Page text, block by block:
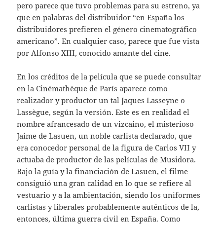
pero parece que tuvo problemas para su estreno, ya
que en palabras del distribuidor “en España los
distribuidores prefieren el género cinematográfico
americano”. En cualquier caso, parece que fue vista
por Alfonso XIII, conocido amante del cine.
En los créditos de la película que se puede consultar
en la Cinémathèque de París aparece como
realizador y productor un tal Jaques Lasseyne o
Lassègue, según la versión. Este es en realidad el
nombre afrancesado de un vizcaino, el misterioso
Jaime de Lasuen, un noble carlista declarado, que
era conocedor personal de la figura de Carlos VII y
actuaba de productor de las películas de Musidora.
Bajo la guía y la financiación de Lasuen, el filme
consiguió una gran calidad en lo que se refiere al
vestuario y a la ambientación, siendo los uniformes
carlistas y liberales probablemente auténticos de la,
entonces, última guerra civil en España. Como